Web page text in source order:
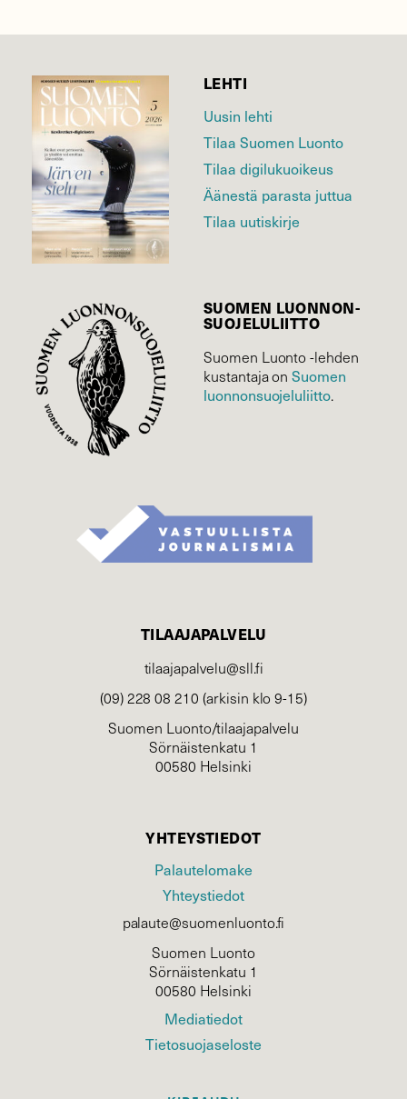
LEHTI
Uusin lehti
Tilaa Suomen Luonto
Tilaa digilukuoikeus
Äänestä parasta juttua
Tilaa uutiskirje
SUOMEN LUONNON­
SUOJELU­LIITTO
Suomen Luonto -lehden
kustantaja onSuomen
luonnonsuojelu­liitto.
TILAAJAPALVELU
tilaajapalvelu@sll.fi
(09) 228 08 210 (arkisin klo 9-15)
Suomen Luonto/tilaajapalvelu
Sörnäistenkatu 1
00580 Helsinki
YHTEYSTIEDOT
Palautelomake
Yhteystiedot
palaute@suomenluonto.fi
Suomen Luonto
Sörnäistenkatu 1
00580 Helsinki
Mediatiedot
Tietosuojaseloste